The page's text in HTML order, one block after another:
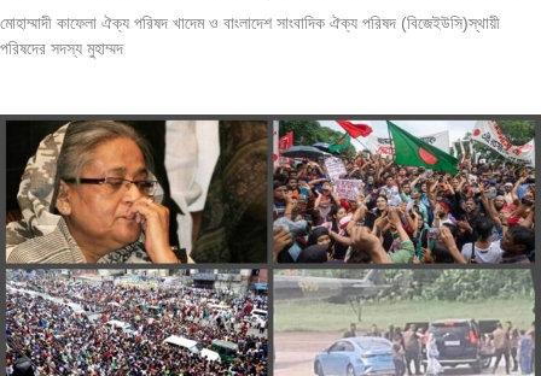
মোহাম্মাদী কাফেলা ঐক্য পরিষদ খাদেম ও বাংলাদেশ সাংবাদিক ঐক্য পরিষদ (বিজেইউসি)স্থায়ী
পরিষদের সদস্য মুহাম্মদ